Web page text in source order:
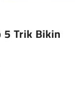
Trik Bikin